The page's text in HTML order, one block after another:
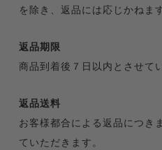
を除き、返品には応じかねま
返品期限
商品到着後７日以内とさせて
返品送料
お客様都合による返品につき
ていただきます。